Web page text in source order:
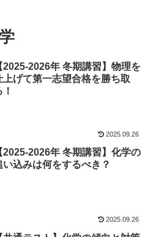
2025-2026年 冬期講習】物理を
上げて第一志望合格を勝ち取
2025.09.26
2025-2026年 冬期講習】化学の
い込みは何をするべき？
2025.09.26